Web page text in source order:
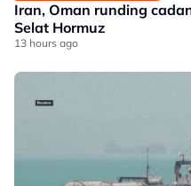
Iran, Oman runding
Selat Hormuz
13 hours ago